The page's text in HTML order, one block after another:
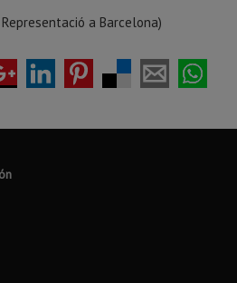
a Barcelona)